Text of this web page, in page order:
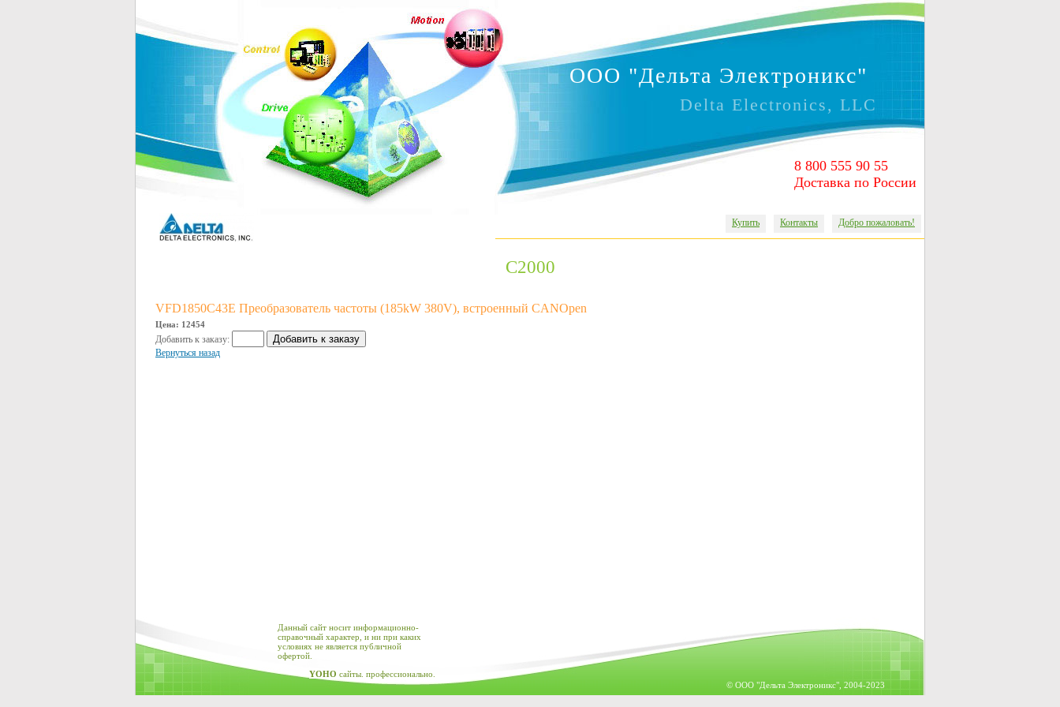
OOO "Дельта Электроникс"
Delta Electronics, LLC
8 800 555 90 55
Доставка по России
Добро пожаловать!
Контакты
Купить
C2000
VFD1850C43E Преобразователь частоты (185kW 380V), встроенный CANOpen
Цена: 12454
Добавить к заказу:
Вернуться назад
© OOO "Дельта Электроникс", 2004-2023
Данный сайт носит информационно-
справочный характер, и ни при каких
условиях не является публичной
офертой.
YOHO сайты. профессионально.